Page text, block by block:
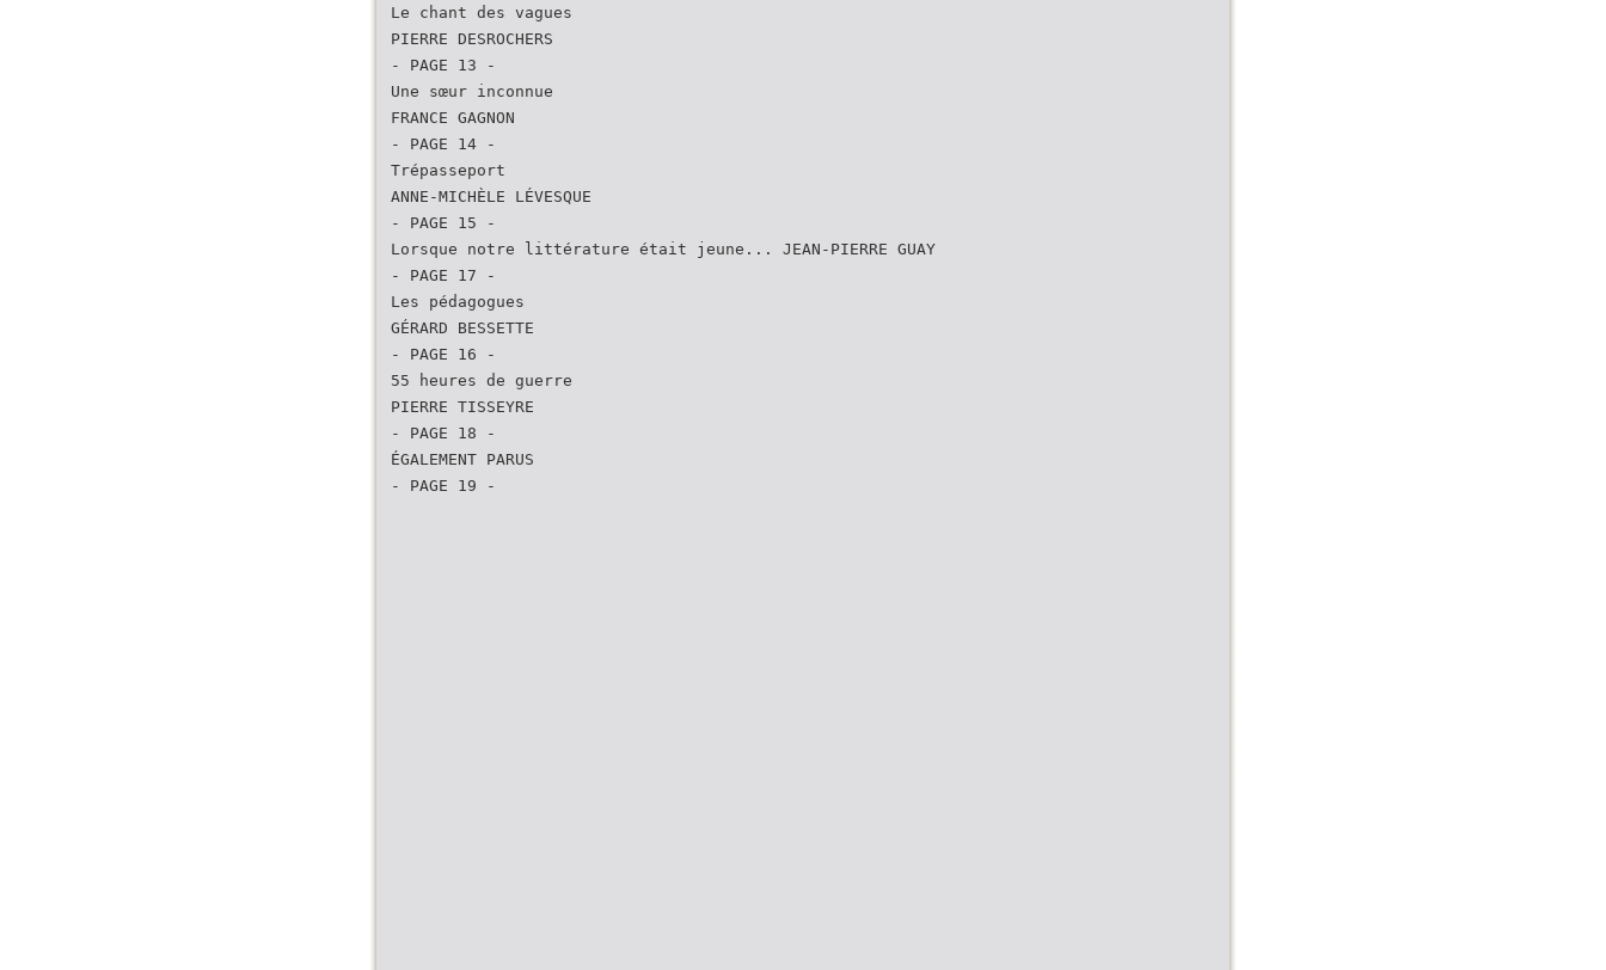
Le chant des vagues
PIERRE DESROCHERS
- PAGE 13 -
Une sœur inconnue
FRANCE GAGNON
- PAGE 14 -
Trépasseport
ANNE-MICHÈLE LÉVESQUE
- PAGE 15 -
Lorsque notre littérature était jeune... JEAN-PIERRE GUAY
- PAGE 17 -
Les pédagogues
GÉRARD BESSETTE
- PAGE 16 -
55 heures de guerre
PIERRE TISSEYRE
- PAGE 18 -
ÉGALEMENT PARUS
- PAGE 19 -